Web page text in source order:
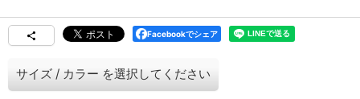
Facebookでシェア
サイズ / カラー を選択してください